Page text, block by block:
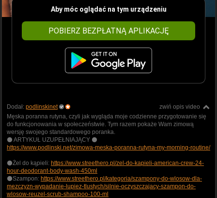
Aby móc oglądać na tym urządzeniu
POBIERZ BEZPŁATNĄ APLIKACJĘ
zwiń opis video
Dodał: podlinskinet
Męska poranna rutyna, czyli jak wygląda moje codzienne przygotowanie się
do funkcjonowania w społeczeństwie. Tym razem pokaże Wam zimową
wersję swojego standardowego poranka.
⚫️ ARTYKUŁ UZUPEŁNIAJĄCY ⚫️
https://www.podlinski.net/zimowa-meska-poranna-rutyna-my-morning-routine/
⚫️Żel do kąpieli: https://www.streethero.pl/zel-do-kapieli-american-crew-24-
hour-deodorant-body-wash-450ml
⚫️Szampon: https://www.streethero.pl/kategoria/szampony-do-wlosow-dla-
mezczyzn-wypadanie-lupiez-tlustych/silnie-oczyszczajacy-szampon-do-
wlosow-reuzel-scrub-shampoo-100-ml